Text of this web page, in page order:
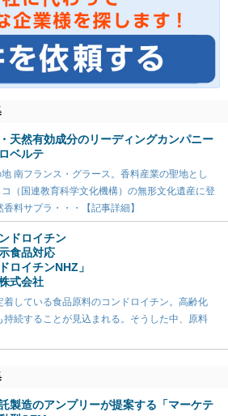
天然有効成分のリーディングカンパニー
ベルテ
南フランス・グラース。香料産業の聖地とし
（国連教育科学文化機構）の無形文化遺産に登
料サプラ・・・【記事詳細】
ドロイチン
食品対応
ロイチンNHZ」
式会社
している食品原料のコンドロイチン。高齢化
続することが見込まれる。そうした中、原料
製造のアンプリーが提案する「マーケテ